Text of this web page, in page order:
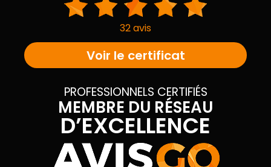
32 avis
Voir le certificat
PROFESSIONNELS CERTIFIÉS
MEMBRE DU RÉSEAU
D’EXCELLENCE